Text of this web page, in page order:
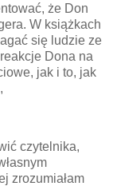
że Don
W książkach
się ludzie ze
Dona na
jak i to, jak
czytelnika,
zrozumiałam